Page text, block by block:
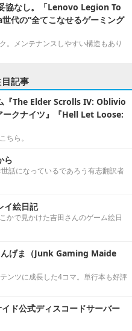
協なし。「Lenovo Legion To
代の“全てこなせるゲーミング
。メンテナンスしやすい構造もあり
記事
『The Elder Scrolls IV: Oblivio
クナイツ』『Hell Let Loose:
ちら。
ら
話になっているであろう有志翻訳者
イ絵日記
かで見かけた吉田さんのゲーム絵日
んげま（Junk Gaming Maide
ンツに成長した4コマ。単行本も好評
ド公式ディスコードサーバー